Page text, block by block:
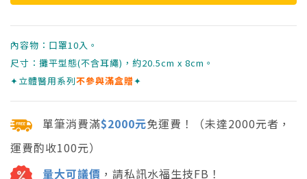
內容物：口罩10入。
尺寸：攤平型態(不含耳繩)，約20.5cm x 8cm。
✦立體醫用系列不參與滿盒贈✦
單筆消費滿$2000元免運費！（未達2000元者，
運費酌收100元）
量大可議價 ，請私訊水福生技FB！